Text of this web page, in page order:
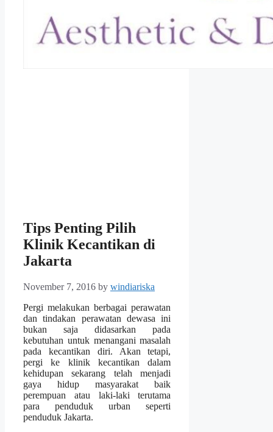
Tips Penting Pilih
Klinik Kecantikan di
Jakarta
November 7, 2016 by windiariska
Pergi melakukan berbagai perawatan
dan tindakan perawatan dewasa ini
bukan saja didasarkan pada
kebutuhan untuk menangani masalah
pada kecantikan diri. Akan tetapi,
pergi ke klinik kecantikan dalam
kehidupan sekarang telah menjadi
gaya hidup masyarakat baik
perempuan atau laki-laki terutama
para penduduk urban seperti
penduduk Jakarta.